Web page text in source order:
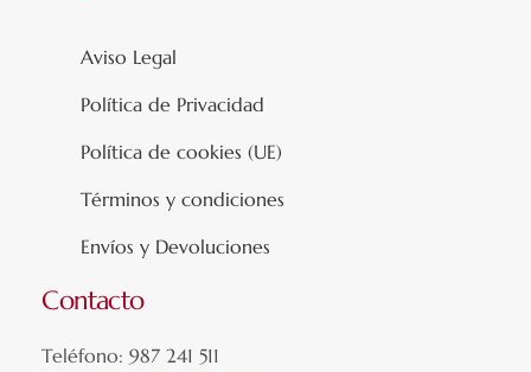
Aviso Legal
Política de Privacidad
Política de cookies (UE)
Términos y condiciones
Envíos y Devoluciones
Contacto
Teléfono: 987 241 511